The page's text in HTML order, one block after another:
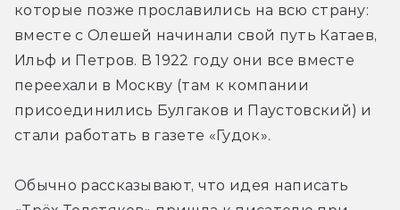
которые позже прославились на всю страну:
вместе с Олешей начинали свой путь Катаев,
Ильф и Петров. В 1922 году они все вместе
переехали в Москву (там к компании
присоединились Булгаков и Паустовский) и
стали работать в газете «Гудок».
Обычно рассказывают, что идея написать